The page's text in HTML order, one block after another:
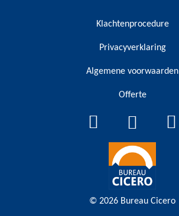
© 2026 Bureau Cicero
Klachtenprocedure
Privacyverklaring
Algemene voorwaarden
Offerte